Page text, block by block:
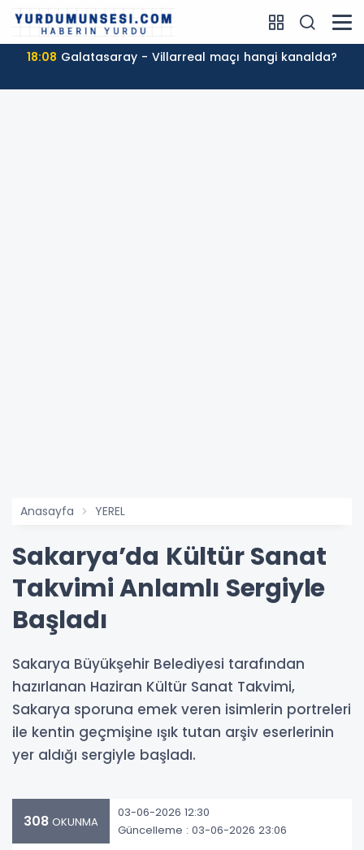
18:08 Galatasaray - Villarreal maçı hangi kanalda?
Anasayfa YEREL
Sakarya’da Kültür Sanat
Takvimi Anlamlı Sergiyle
Başladı
Sakarya Büyükşehir Belediyesi tarafından
hazırlanan Haziran Kültür Sanat Takvimi,
Sakarya sporuna emek veren isimlerin portreleri
ile kentin geçmişine ışık tutan arşiv eserlerinin
yer aldığı sergiyle başladı.
308 OKUNMA
03-06-2026 12:30
Güncelleme : 03-06-2026 23:06